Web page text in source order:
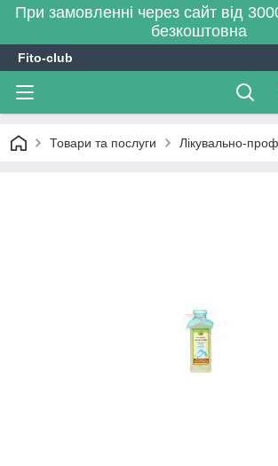
При замовленні через сайт від
безкоштовна
Fito-club
Товари та послуги Лікувально-